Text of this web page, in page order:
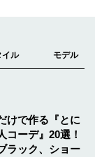
けで作る『とに
コーデ』20選！
ラック、ショー